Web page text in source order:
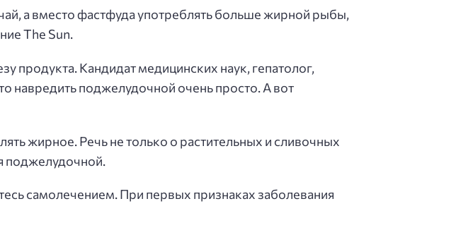
а вместо фастфуда употреблять больше жирной рыбы,
The Sun.
продукта. Кандидат медицинских наук, гепатолог,
навредить поджелудочной очень просто. А вот
жирное. Речь не только о растительных и сливочных
поджелудочной.
самолечением. При первых признаках заболевания